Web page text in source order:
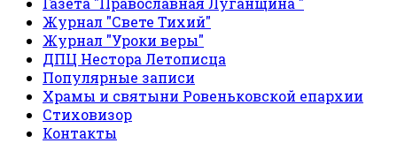
Журнал "Свете Тихий"
Журнал "Уроки веры"
ДПЦ Нестора Летописца
Популярные записи
Храмы и святыни Ровеньковской епархии
Стиховизор
Контакты